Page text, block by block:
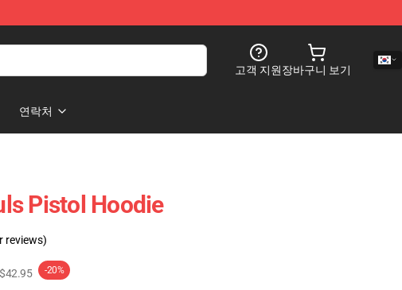
고객 지원장바구니 보기
연락처
Pistol Hoodie
reviews)
$42.95 -20%